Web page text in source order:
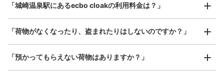
お店で荷物の写真を
好立地 / 好条件店舗も多数
器、ベビーカーなど）
「城崎温泉駅にあるecbo cloakの利用料金は？」
「荷物がなくなったり、盗まれたりはしないのですか？」
「預かってもらえない荷物はありますか？」